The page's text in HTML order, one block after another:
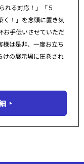
れる対応！」「５
く！」を念頭に置き気
お手伝いさせていただ
様は是非、一度お立ち
けの展示場に圧巻され